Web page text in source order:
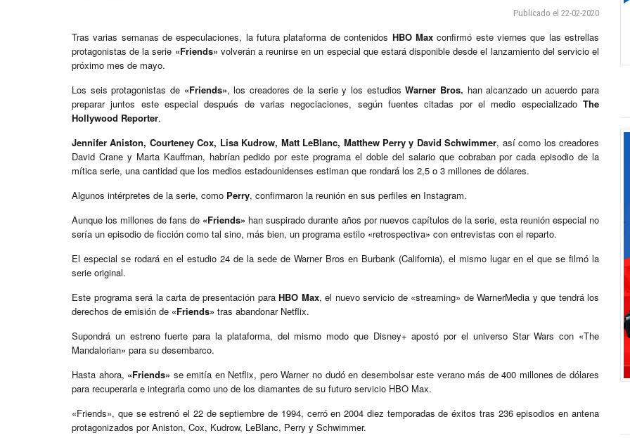
Publicado el 22-02-2020
Tras varias semanas de especulaciones, la futura plataforma de contenidos HBO Maxconfirmó este viernes que las estrellas
protagonistas de la serie «Friends» volverán a reunirse en un especial que estará disponible desde el lanzamiento del servicio el
próximo mes de mayo.
Los seis protagonistas de«Friends», los creadores de la serie y los estudiosWarner Bros. han alcanzado un acuerdo para
preparar juntos este especial después de varias negociaciones, según fuentes citadas por el medio especializadoThe
Hollywood Reporter.
Jennifer Aniston, Courteney Cox, Lisa Kudrow, Matt LeBlanc, Matthew Perry y David Schwimmer, así como los creadores
David Crane y Marta Kauffman, habrían pedido por este programa el doble del salario que cobraban por cada episodio de la
mítica serie, una cantidad que los medios estadounidenses estiman que rondará los 2,5 o 3 millones de dólares.
Algunos intérpretes de la serie, como Perry, confirmaron la reunión en sus perfiles en Instagram.
Aunque los millones de fans de «Friends» han suspirado durante años por nuevos capítulos de la serie, esta reunión especial no
sería un episodio de ficción como tal sino, más bien, un programa estilo «retrospectiva» con entrevistas con el reparto.
El especial se rodará en el estudio 24 de la sede de Warner Bros en Burbank (California), el mismo lugar en el que se filmó la
serie original.
Este programa será la carta de presentación para HBO Max, el nuevo servicio de «streaming» de WarnerMedia y que tendrá los
derechos de emisión de «Friends» tras abandonar Netflix.
Supondrá un estreno fuerte para la plataforma, del mismo modo que Disney+ apostó por el universo Star Wars con «The
Mandalorian» para su desembarco.
Hasta ahora, «Friends» se emitía en Netflix, pero Warner no dudó en desembolsar este verano más de 400 millones de dólares
para recuperarla e integrarla como uno de los diamantes de su futuro servicio HBO Max.
«Friends», que se estrenó el 22 de septiembre de 1994, cerró en 2004 diez temporadas de éxitos tras 236 episodios en antena
protagonizados por Aniston, Cox, Kudrow, LeBlanc, Perry y Schwimmer.